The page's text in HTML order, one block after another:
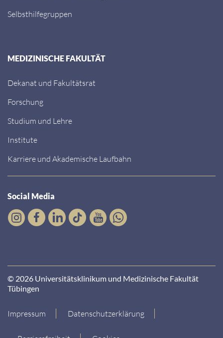
Selbsthilfegruppen
MEDIZINISCHE FAKULTÄT
Dekanat und Fakultätsrat
Forschung
Studium und Lehre
Institute
Karriere und Akademische Laufbahn
Social Media
© 2026 Universitätsklinikum und Medizinische Fakultät
Tübingen
Impressum Datenschutzerklärung